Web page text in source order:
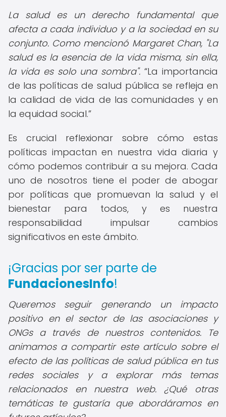
La salud es un derecho fundamental que
afecta a cada individuo y a la sociedad en su
conjunto. Como mencionó Margaret Chan, "La
salud es la esencia de la vida misma, sin ella,
la vida es solo una sombra". La importancia
de las políticas de salud pública se refleja en
la calidad de vida de las comunidades y en
la equidad social.
Es crucial reflexionar sobre cómo estas
políticas impactan en nuestra vida diaria y
cómo podemos contribuir a su mejora. Cada
uno de nosotros tiene el poder de abogar
por políticas que promuevan la salud y el
bienestar para todos, y es nuestra
responsabilidad impulsar cambios
significativos en este ámbito.
¡Gracias por ser parte de
FundacionesInfo!
Queremos seguir generando un impacto
positivo en el sector de las asociaciones y
ONGs a través de nuestros contenidos. Te
animamos a compartir este artículo sobre el
efecto de las políticas de salud pública en tus
redes sociales y a explorar más temas
relacionados en nuestra web. ¿Qué otras
temáticas te gustaría que abordáramos en